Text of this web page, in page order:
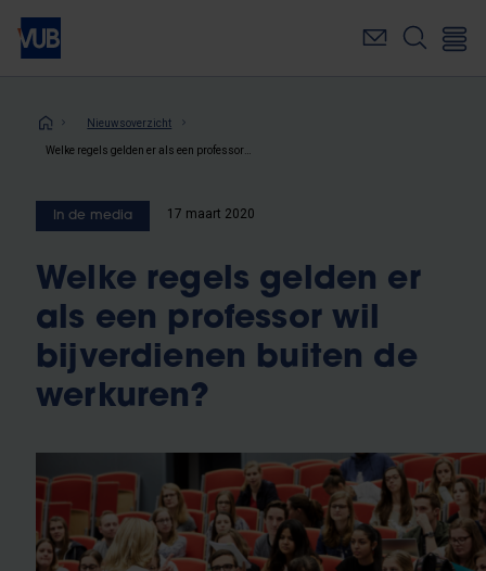
Overslaan
naar
inhoudKruimelpad
Nieuwsoverzicht
In de media 17 maart 2020
Welke regels gelden er
als een professor wil
bijverdienen buiten de
werkuren?